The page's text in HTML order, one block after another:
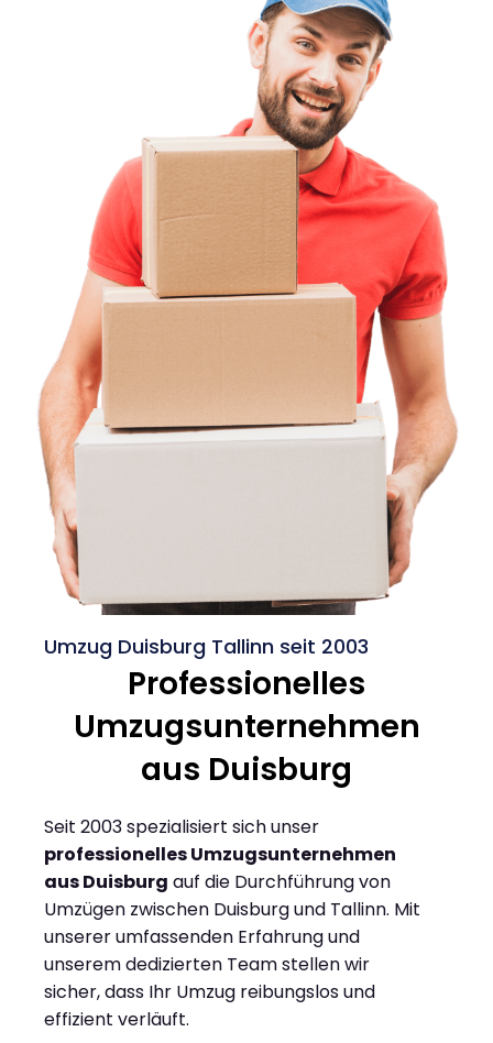
Umzug Duisburg Tallinn seit 2003
Professionelles
Umzugsunternehmen
aus Duisburg
Seit 2003 spezialisiert sich unser
professionelles Umzugsunternehmen
aus Duisburg auf die Durchführung von
Umzügen zwischen Duisburg und Tallinn. Mit
unserer umfassenden Erfahrung und
unserem dedizierten Team stellen wir
sicher, dass Ihr Umzug reibungslos und
effizient verläuft.